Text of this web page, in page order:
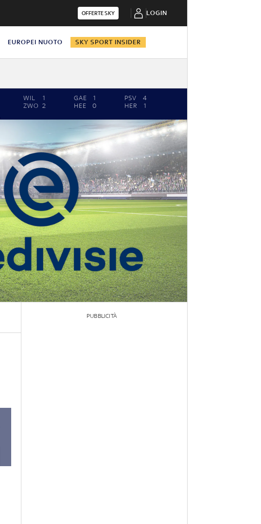
OFFERTE SKY LOGIN
EUROPEI NUOTO SKY SPORT INSIDER
WIL
1
ZWO 2
GAE
1
HEE
0
PSV
4
HER
1
PUBBLICITÀ